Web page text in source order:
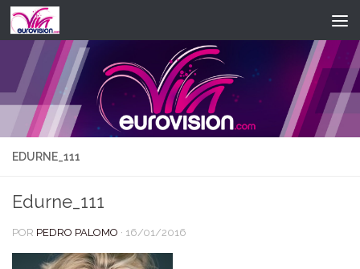
Saltar al contenido
EDURNE_111
Edurne_111
POR PEDRO PALOMO · 16/01/2016